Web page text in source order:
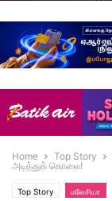
Home Top Story
அடித்துக் கொலை!
Top Story மலேசியா